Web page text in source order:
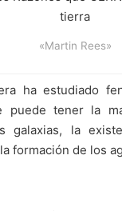
«Martin Rees»
ha estudiado
puede tener la
galaxias, la
formación de los